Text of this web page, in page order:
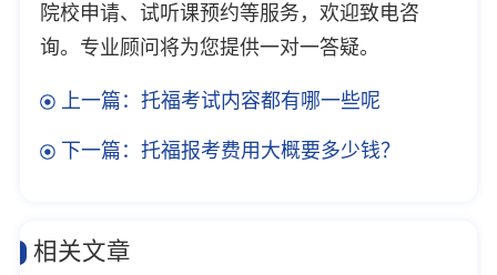
院校申请、试听课预约等服务，欢迎致电咨
询。专业顾问将为您提供一对一答疑。
上一篇：托福考试内容都有哪一些呢
下一篇：托福报考费用大概要多少钱？
相关文章